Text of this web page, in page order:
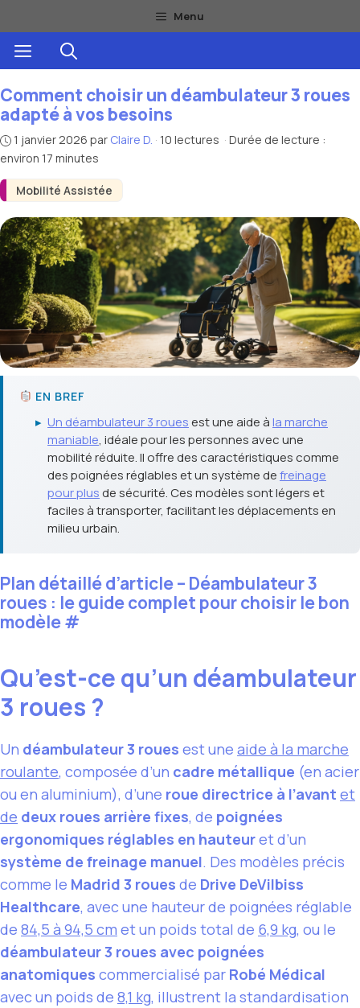
au
contenu
Menu
Menu
Mobilité Assistée
Comment choisir un déambulateur 3 roues
adapté à vos besoins
1 janvier 2026 par Claire D. · 10 lectures · Durée de lecture :
environ 17 minutes
EN BREF
▸ Un déambulateur 3 rouesest une aide àla marche
maniable, idéale pour les personnes avec une
mobilité réduite. Il offre des caractéristiques comme
des poignées réglables et un système defreinage
pour plusde sécurité. Ces modèles sont légers et
faciles à transporter, facilitant les déplacements en
milieu urbain.
Plan détaillé d’article – Déambulateur 3
roues : le guide complet pour choisir le bon
modèle#
Qu’est-ce qu’un déambulateur
3 roues ?
Un déambulateur 3 roues est une aide à la marche
roulante, composée d’un cadre métallique (en acier
ou en aluminium), d’une roue directrice à l’avant et
de deux roues arrière fixes, de poignées
ergonomiques réglables en hauteuret d’un
système de freinage manuel. Des modèles précis
comme le Madrid 3 roues de Drive DeVilbiss
Healthcare, avec une hauteur de poignées réglable
de 84,5 à 94,5 cm et un poids total de 6,9 kg, ou le
déambulateur 3 roues avec poignées
anatomiques commercialisé par Robé Médical
avec un poids de 8,1 kg, illustrent la standardisation